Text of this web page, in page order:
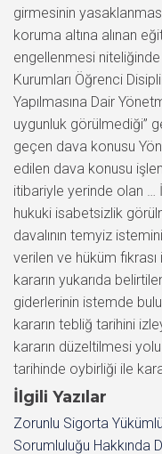
girmesinin
koruma altına alınan
engellenmesi
Kurumları Öğrenci
Yapılmasına Dair
uygunluk görülmediği”
geçen dava konusu
edilen dava konusu
itibariyle yerinde olan …
hukuki isabetsizlik
davalının temyiz
verilen ve hüküm
kararın yukarıda
giderlerinin istemde
kararın tebliğ tarihini
kararın düzeltilmesi
tarihinde oybirliği ile
İlgili Yazılar
Zorunlu Sigorta
Sorumluluğu Hakkında